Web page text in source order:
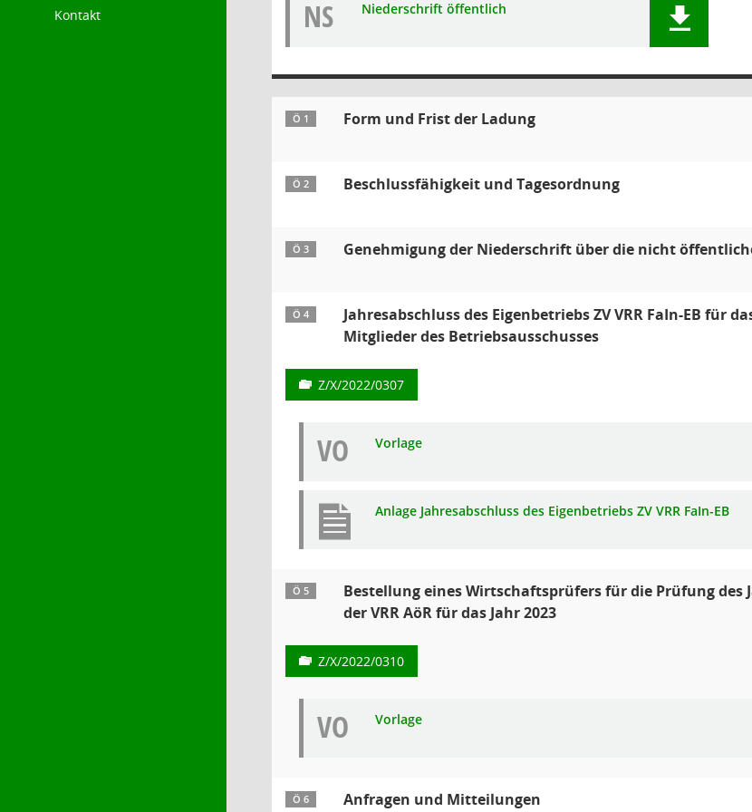
Kontakt
NS Niederschrift öffentlich
Ö 1 Form und Frist der Ladung
Ö 2 Beschlussfähigkeit und Tagesordnung
Ö 3 Genehmigung der Niederschrift über die nicht
Ö 4
Jahresabschluss des Eigenbetriebs ZV VRR FaIn-EB für
Mitglieder des Betriebsausschusses
Z/X/2022/0307
VO Vorlage
Anlage Jahresabschluss des Eigenbetriebs ZV VRR FaIn-EB
Ö 5
Bestellung eines Wirtschaftsprüfers für die Prüfung des
der VRR AöR für das Jahr 2023
Z/X/2022/0310
VO Vorlage
Ö 6 Anfragen und Mitteilungen